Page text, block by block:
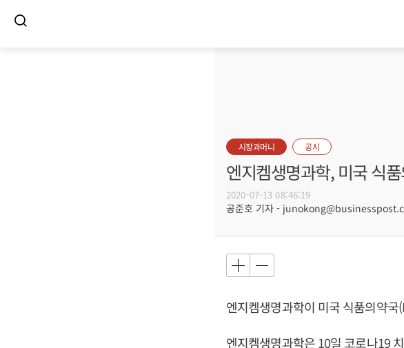
시장과머니 공시
엔지켐생명과학, 미국 식
2020-07-13 08:46:19
공준호 기자 -
엔지켐생명과학이 미국 식품의약
엔지켐생명과학은 10일 코로나19